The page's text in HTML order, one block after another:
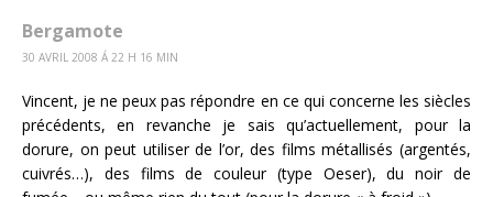
Bergamote
30 AVRIL 2008 Á 22 H 16 MIN
Vincent, je ne peux pas répondre en ce qui concerne les siècles
précédents, en revanche je sais qu’actuellement, pour la
dorure, on peut utiliser de l’or, des films métallisés (argentés,
cuivrés…), des films de couleur (type Oeser), du noir de